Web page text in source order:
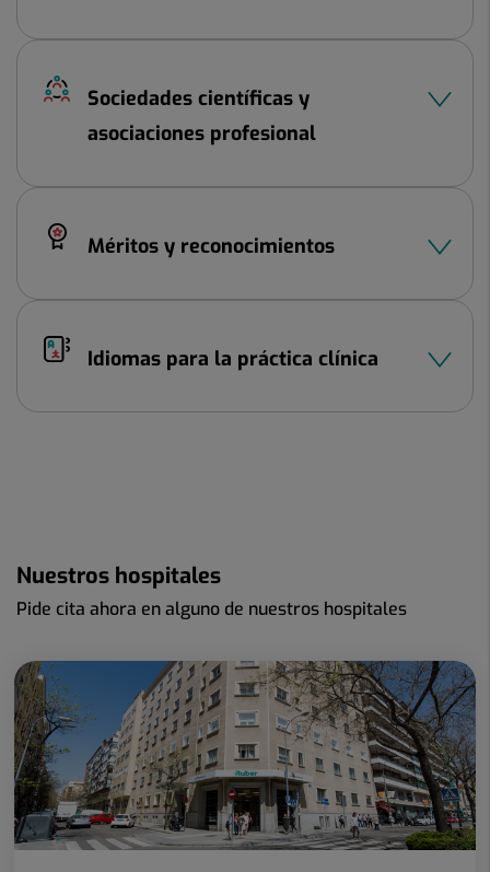
Sociedades científicas y
asociaciones profesional
Méritos y reconocimientos
Idiomas para la práctica clínica
Nuestros hospitales
Pide cita ahora en alguno de nuestros hospitales